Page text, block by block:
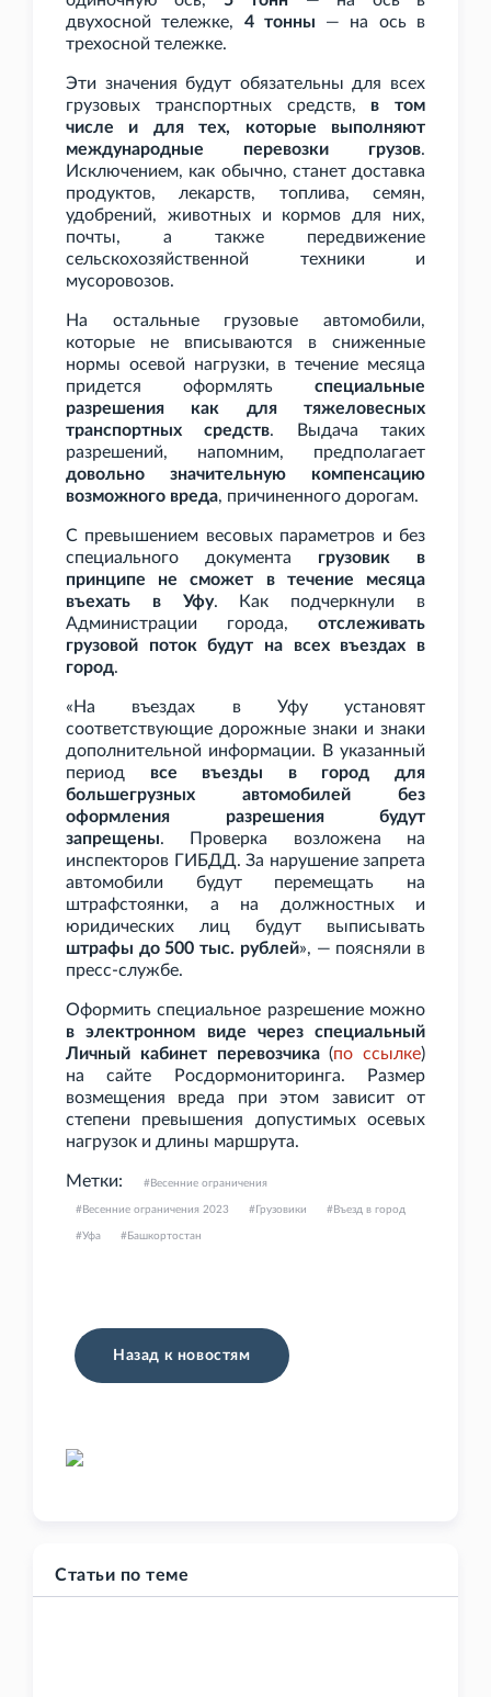
двухосной тележке, 4 тонны — на ось в
трехосной тележке.
Эти значения будут обязательны для всех
грузовых транспортных средств, в том
числе и для тех, которые выполняют
международные перевозки грузов.
Исключением, как обычно, станет доставка
продуктов, лекарств, топлива, семян,
удобрений, животных и кормов для них,
почты, а также передвижение
сельскохозяйственной техники и
мусоровозов.
На остальные грузовые автомобили,
которые не вписываются в сниженные
нормы осевой нагрузки, в течение месяца
придется оформлять специальные
разрешения как для тяжеловесных
транспортных средств. Выдача таких
разрешений, напомним, предполагает
довольно значительную компенсацию
возможного вреда, причиненного дорогам.
С превышением весовых параметров и без
специального документа грузовик в
принципе не сможет в течение месяца
въехать в Уфу.
Как подчеркнули в
Администрации города, отслеживать
грузовой поток будут на всех въездах в
город.
«На въездах в Уфу установят
соответствующие дорожные знаки и знаки
дополнительной информации. В указанный
период все въезды в город для
большегрузных автомобилей без
оформления разрешения будут
запрещены. Проверка возложена на
инспекторов ГИБДД. За нарушение запрета
автомобили будут перемещать на
штрафстоянки, а на должностных и
юридических лиц будут выписывать
штрафы до 500 тыс. рублей», — поясняли в
пресс-службе.
Оформить специальное разрешение можно
в электронном виде через специальный
Личный кабинет перевозчика(по ссылке)
на сайте Росдормониторинга. Размер
возмещения вреда при этом зависит от
степени превышения допустимых осевых
нагрузок и длины маршрута.
Метки: Весенние ограничения
Весенние ограничения 2023 Грузовики Въезд в город
Уфа Башкортостан
Назад к новостям
Статьи по теме